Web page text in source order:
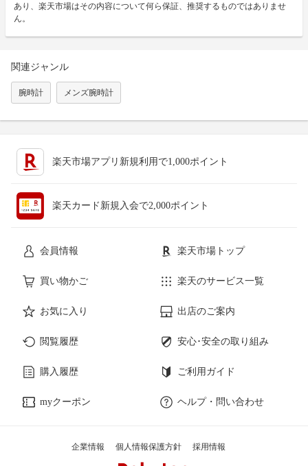
あり、楽天市場はその内容について何ら保証、推奨するものではありませ
ん。
関連ジャンル
腕時計 メンズ腕時計
楽天市場アプリ新規利用で1,000ポイント
楽天カード新規入会で2,000ポイント
会員情報 楽天市場トップ
買い物かご 楽天のサービス一覧
お気に入り 出店のご案内
閲覧履歴 安心･安全の取り組み
購入履歴 ご利用ガイド
myクーポン ヘルプ・問い合わせ
企業情報 個人情報保護方針 採用情報